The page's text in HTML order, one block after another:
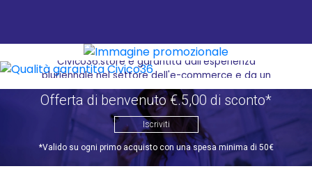
brevi. La qualità del servizio offerto da
Civico36.store è garantita dall'esperienza
pluriennale nel settore dell'e-commerce e da un
enorme magazzino con esposizione. L'azienda si
impegna a offrire solo prodotti di alta qualità,
selezionati con cura e attenzione. Inoltre, il team di
Civico36 è sempre a disposizione per assistere i
clienti durante tutto il processo d'acquisto,
garantendo un servizio clienti eccellente. Acquistare
Offerta di benvenuto €.5,00 di sconto*
Iscriviti
*Valido su ogni primo acquisto con una spesa minima di 50€